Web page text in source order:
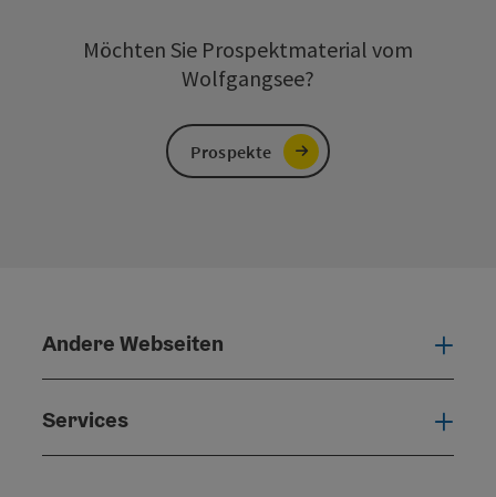
Möchten Sie Prospektmaterial vom
Wolfgangsee?
Prospekte
Andere Webseiten
Services